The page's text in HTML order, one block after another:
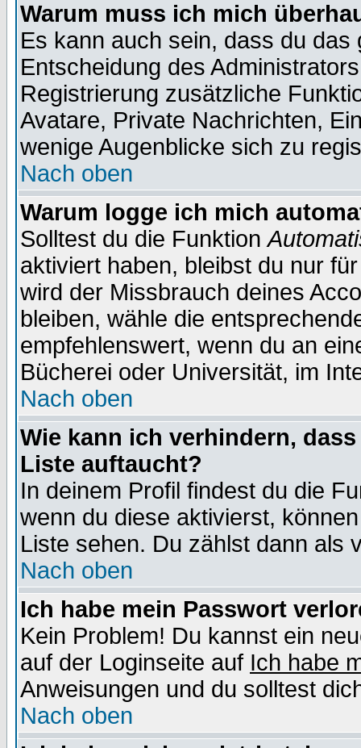
Warum muss ich mich
Es kann auch sein, dass du
Entscheidung des
Registrierung zusätzliche
Avatare, Private Nachrichten,
wenige Augenblicke sich zu
Nach oben
Warum logge ich mich
Solltest du die Funktion
aktiviert haben, bleibst du nur
wird der Missbrauch deines
bleiben, wähle die
empfehlenswert, wenn du an
Bücherei oder Universität, im
Nach oben
Wie kann ich verhindern,
Liste auftaucht?
In deinem Profil findest du die
wenn du diese aktivierst,
Liste sehen. Du zählst dann als
Nach oben
Ich habe mein Passwort
Kein Problem! Du kannst ein
auf der Loginseite auf Ich habe
Anweisungen und du solltest
Nach oben